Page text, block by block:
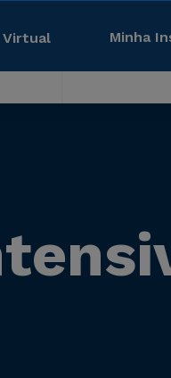
Virtual Minha